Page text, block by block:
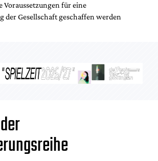
Voraussetzungen für eine
der Gesellschaft geschaffen werden